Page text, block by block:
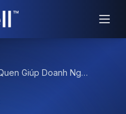
Mở
3 Thói Quen Giúp Doanh Nghiệp Tránh Bị Động Khi Gặp Sự Cố